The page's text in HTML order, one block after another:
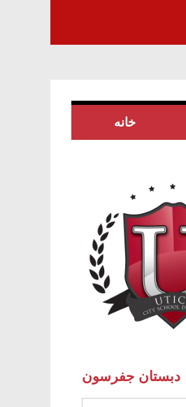
خانه
دبستان جفرسون